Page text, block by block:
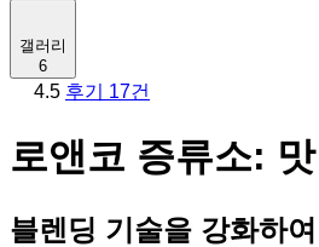
갤러리
6
4.5 후기 17건
로앤코 증류소:
블렌딩 기술을 강화하